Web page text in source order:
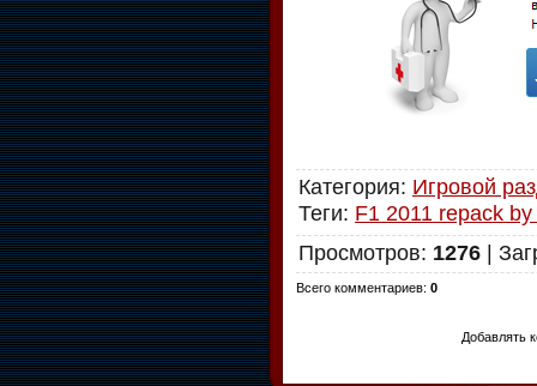
Категория: Игровой
Теги: F1 2011 repack
Просмотров: 1276 |
Всего комментариев: 0
Добавлять